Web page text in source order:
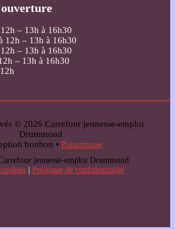
– 13h à 16h30
12h – 13h à 16h30
– 13h à 16h30
– 13h à 16h30
© 2026 Carrefour jeunesse-emploi
Drummond
bonbon • Paparmane
jeunesse-emploi Drummond
| Politique de confidentialité